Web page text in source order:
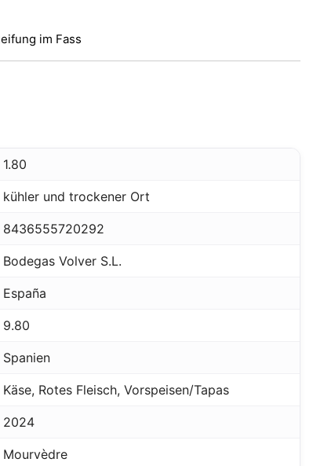
im Fass
1.80
kühler und trockener Ort
8436555720292
Bodegas Volver S.L.
España
9.80
Spanien
Käse, Rotes Fleisch, Vorspeisen/Tapas
2024
Mourvèdre